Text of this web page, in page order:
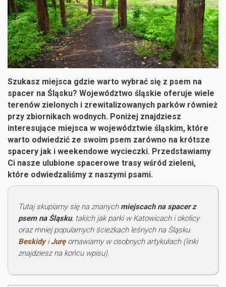
Szukasz miejsca gdzie warto wybrać się z psem na
spacer na Śląsku? Województwo śląskie oferuje wiele
terenów zielonych i zrewitalizowanych parków również
przy zbiornikach wodnych. Poniżej znajdziesz
interesujące miejsca w województwie śląskim, które
warto odwiedzić ze swoim psem zarówno na krótsze
spacery jak i weekendowe wycieczki. Przedstawiamy
Ci nasze ulubione spacerowe trasy wśród zieleni,
które odwiedzaliśmy z naszymi psami.
Tutaj skupiamy się na znanych miejscach na spacer z
psem na Śląsku, takich jak parki w Katowicach i okolicy
oraz mniej popularnych ścieżkach leśnych na Śląsku.
Beskidy iJurę omawiamy w osobnych artykułach (linki
znajdziesz na końcu wpisu).